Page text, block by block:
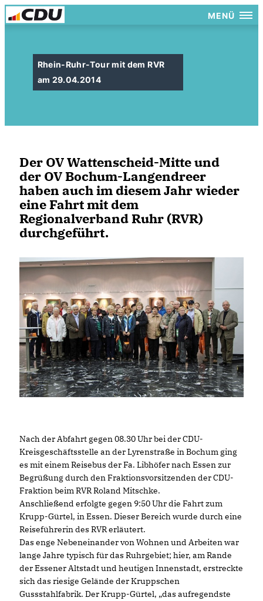
MENÜ
Rhein-Ruhr-Tour mit dem RVR
am 29.04.2014
Der OV Wattenscheid-Mitte und
der OV Bochum-Langendreer
haben auch im diesem Jahr wieder
eine Fahrt mit dem
Regionalverband Ruhr (RVR)
durchgeführt.
Nach der Abfahrt gegen 08.30 Uhr bei der CDU-
Kreisgeschäftsstelle an der Lyrenstraße in Bochum ging
es mit einem Reisebus der Fa. Libhöfer nach Essen zur
Begrüßung durch den Fraktionsvorsitzenden der CDU-
Fraktion beim RVR Roland Mitschke.
Anschließend erfolgte gegen 9:50 Uhr die Fahrt zum
Krupp-Gürtel, in Essen. Dieser Bereich wurde durch eine
Reiseführerin des RVR erläutert.
Das enge Nebeneinander von Wohnen und Arbeiten war
lange Jahre typisch für das Ruhrgebiet; hier, am Rande
der Essener Altstadt und heutigen Innenstadt, erstreckte
sich das riesige Gelände der Kruppschen
Gussstahlfabrik. Der Krupp-Gürtel, „das aufregendste